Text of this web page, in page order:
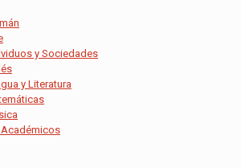
y Sociedades
y Literatura